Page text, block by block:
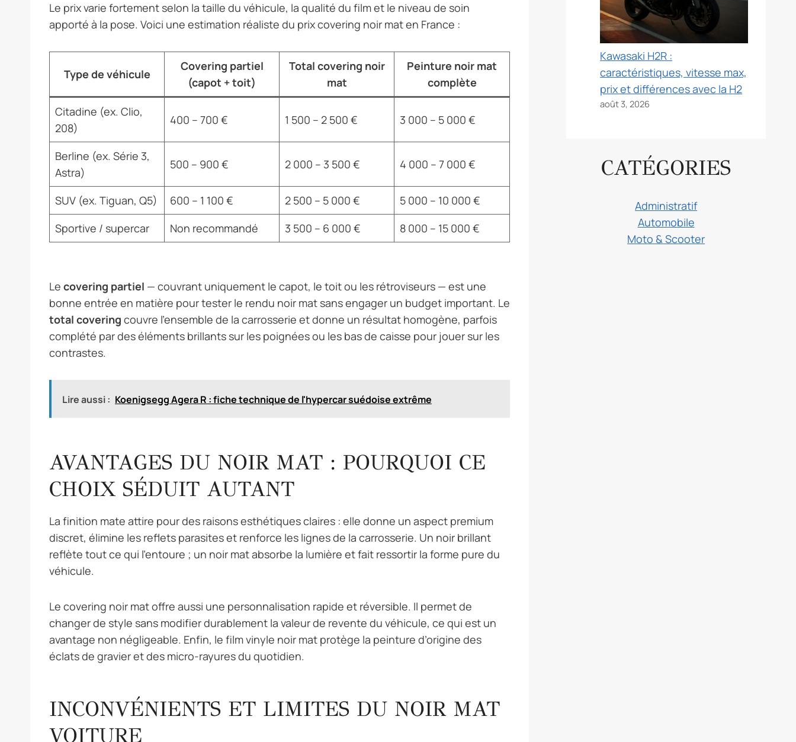
Le prix varie fortement selon la taille du véhicule, la qualité du film et le niveau de soin
apporté à la pose. Voici une estimation réaliste du prix covering noir mat en France :
Type de véhicule
Covering partiel
(capot + toit)
Total covering noir
mat
Peinture noir mat
complète
Citadine (ex. Clio,
208)
400 – 700 € 1 500 – 2 500 € 3 000 – 5 000 €
Berline (ex. Série 3,
Astra)
500 – 900 € 2 000 – 3 500 € 4 000 – 7 000 €
SUV (ex. Tiguan, Q5) 600 – 1 100 € 2 500 – 5 000 €
5 000 – 10 000 €
Sportive / supercar
Non recommandé 3 500 – 6 000 € 8 000 – 15 000 €
Le covering partiel — couvrant uniquement le capot, le toit ou les rétroviseurs — est une
bonne entrée en matière pour tester le rendu noir mat sans engager un budget important. Le
total covering couvre l’ensemble de la carrosserie et donne un résultat homogène, parfois
complété par des éléments brillants sur les poignées ou les bas de caisse pour jouer sur les
contrastes.
Lire aussi : Koenigsegg Agera R : fiche technique de l'hypercar suédoise extrême
AVANTAGES DU NOIR MAT : POURQUOI CE
CHOIX SÉDUIT AUTANT
La finition mate attire pour des raisons esthétiques claires : elle donne un aspect premium
discret, élimine les reflets parasites et renforce les lignes de la carrosserie. Un noir brillant
reflète tout ce qui l’entoure ; un noir mat absorbe la lumière et fait ressortir la forme pure du
véhicule.
Le covering noir mat offre aussi une personnalisation rapide et réversible. Il permet de
changer de style sans modifier durablement la valeur de revente du véhicule, ce qui est un
avantage non négligeable. Enfin, le film vinyle noir mat protège la peinture d’origine des
éclats de gravier et des micro-rayures du quotidien.
INCONVÉNIENTS ET LIMITES DU NOIR MAT
VOITURE
Kawasaki H2R :
caractéristiques, vitesse max,
prix et différences avec la H2
août 3, 2026
CATÉGORIES
Administratif
Automobile
Moto & Scooter